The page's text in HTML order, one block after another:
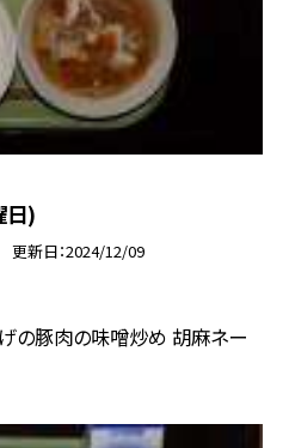
日)
更新日 2024/12/09
の豚肉の味噌炒め 胡麻ネー